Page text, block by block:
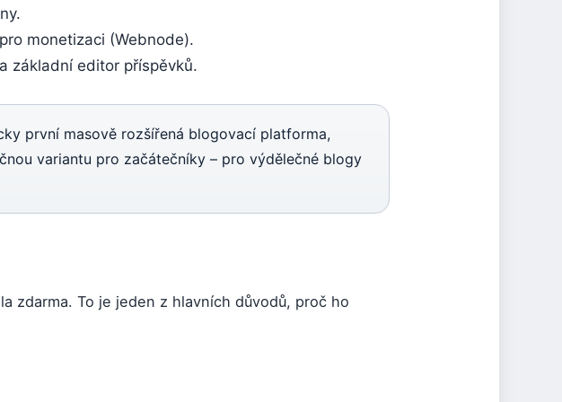
monetizaci (Webnode).
základní editor příspěvků.
první masově rozšířená blogovací platforma,
variantu pro začátečníky – pro výdělečné blogy
zdarma. To je jeden z hlavních důvodů, proč ho